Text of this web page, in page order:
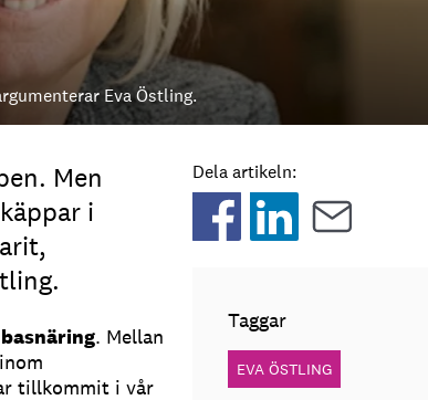
Eva Östling.
Men
i
. Mellan
tillkommit i vår
Dela artikeln:
Taggar
EVA ÖSTLING